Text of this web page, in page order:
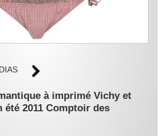
à imprimé Vichy et
2011 Comptoir des